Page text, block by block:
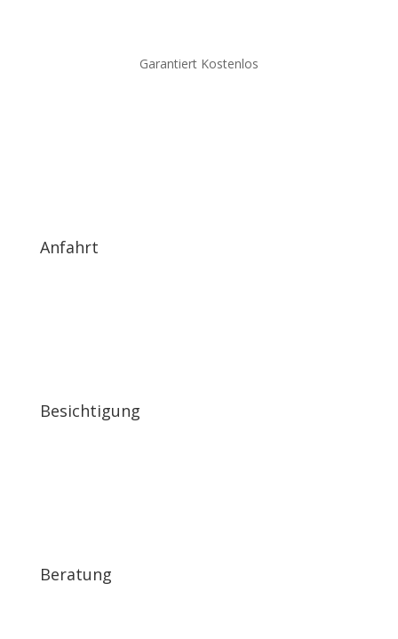
Garantiert Kostenlos
Anfahrt
Besichtigung
Beratung